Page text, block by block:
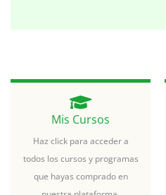
Mis Cursos
Haz click para acceder a
todos los cursos y programas
que hayas comprado en